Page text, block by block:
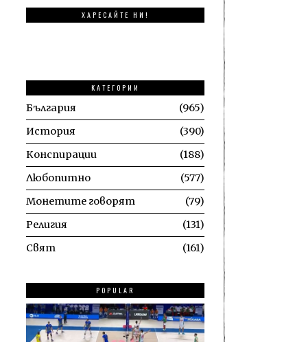
ХАРЕСАЙТЕ НИ!
КАТЕГОРИИ
България
965
История
390
Конспирации
188
Любопитно
577
Монетите говорят
79
Религия
131
Свят
161
POPULAR